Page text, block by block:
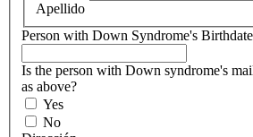
Apellido
Person with Down Syndrome's Birthdate
Is the person with Down syndrome's
as above?
Yes
No